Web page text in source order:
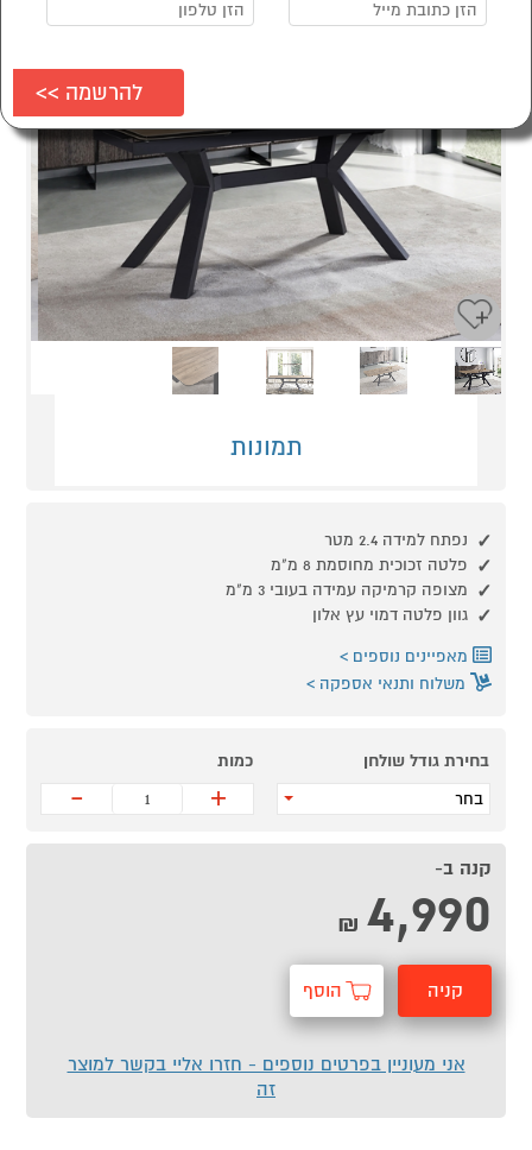
תמונות
נפתח למידה 2.4 מטר
פלטה זכוכית מחוסמת 8 מ"מ
מצופה קרמיקה עמידה בעובי 3 מ"מ
גוון פלטה דמוי עץ אלון
מאפיינים נוספים
משלוח ותנאי אספקה
בחירת גודל שולחן
בחר
כמות
+
-
קנה ב-
4,990
₪
קניה הוסף
אני מעוניין בפרטים נוספים - חזרו אליי בקשר למוצר
זה